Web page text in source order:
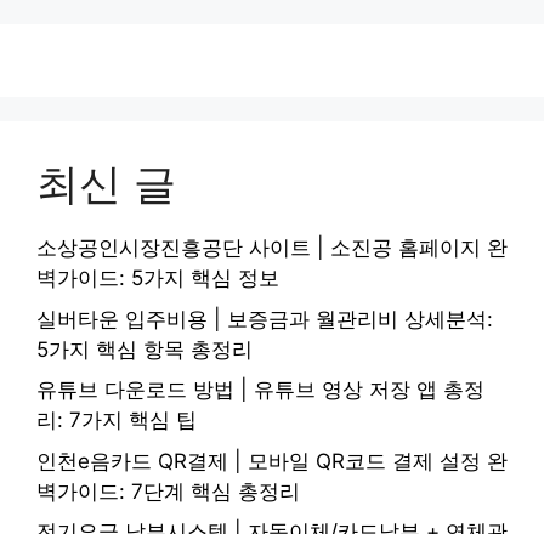
최신 글
소상공인시장진흥공단 사이트 | 소진공 홈페이지 완
벽가이드: 5가지 핵심 정보
실버타운 입주비용 | 보증금과 월관리비 상세분석:
5가지 핵심 항목 총정리
유튜브 다운로드 방법 | 유튜브 영상 저장 앱 총정
리: 7가지 핵심 팁
인천e음카드 QR결제 | 모바일 QR코드 결제 설정 완
벽가이드: 7단계 핵심 총정리